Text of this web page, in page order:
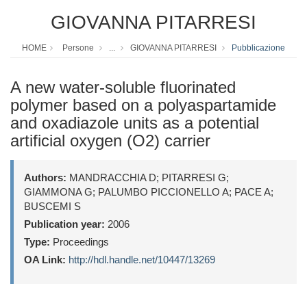
GIOVANNA PITARRESI
HOME Persone ... GIOVANNA PITARRESI Pubblicazione
A new water-soluble fluorinated
polymer based on a polyaspartamide
and oxadiazole units as a potential
artificial oxygen (O2) carrier
Authors: MANDRACCHIA D; PITARRESI G;
GIAMMONA G; PALUMBO PICCIONELLO A; PACE A;
BUSCEMI S
Publication year: 2006
Type: Proceedings
OA Link: http://hdl.handle.net/10447/13269